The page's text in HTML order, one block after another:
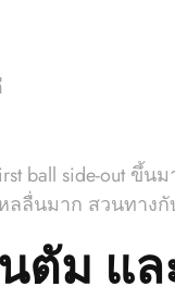
ball side-out ขึ้น
ลลื่นมาก สวนทาง
ตัม แ